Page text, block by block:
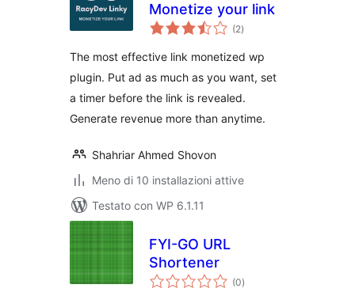
Monetize your link
(2valutazioni
totali
)
The most effective link monetized wp
plugin. Put ad as much as you want, set
a timer before the link is revealed.
Generate revenue more than anytime.
Shahriar Ahmed Shovon
Meno di 10 installazioni attive
Testato con WP 6.1.11
FYI-GO URL
Shortener
(0valutazioni
totali
)